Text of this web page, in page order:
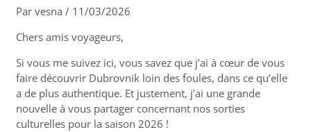
Parvesna/ 11/03/2026
Chers amis voyageurs,
Si vous me suivez ici, vous savez que j’ai à cœur de vous
faire découvrir Dubrovnik loin des foules, dans ce qu’elle
a de plus authentique. Et justement, j’ai une grande
nouvelle à vous partager concernant nos sorties
culturelles pour la saison 2026 !